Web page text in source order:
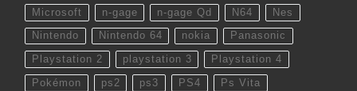
Microsoft n-gage n-gage Qd N64 Nes
Nintendo Nintendo 64 nokia Panasonic
Playstation 2 playstation 3 Playstation 4
Pokémon ps2 ps3 PS4 Ps Vita